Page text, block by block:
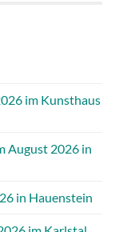
im Kunsthaus
August 2026 in
in Hauenstein